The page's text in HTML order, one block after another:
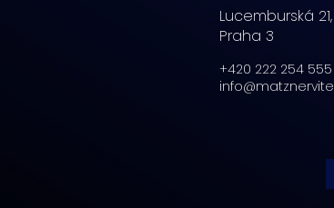
Lucemburská 21,
Praha 3
+420 222 254 555